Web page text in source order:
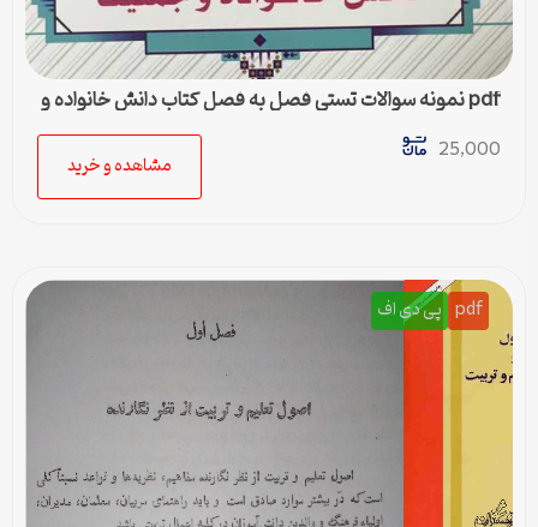
pdf نمونه سوالات تستی فصل به فصل کتاب دانش خانواده و
جمعیت
25,000
مشاهده و خرید
pdf پی دی اف